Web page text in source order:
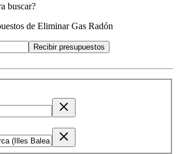
buscar?
de Eliminar Gas Radón
Recibir presupuestos